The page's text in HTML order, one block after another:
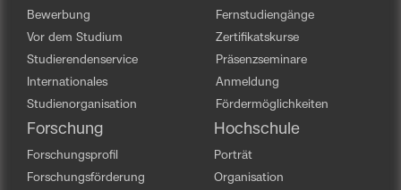
Bewerbung
Vor dem Studium
Studierendenservice
Internationales
Studienorganisation
Fernstudiengänge
Zertifikatskurse
Präsenzseminare
Anmeldung
Fördermöglichkeiten
Forschung
Forschungsprofil
Forschungsförderung
Hochschule
Porträt
Organisation